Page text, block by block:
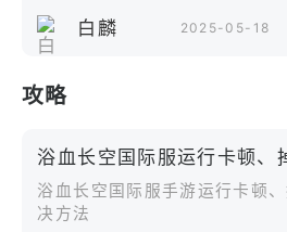
20 + 部位组件
战术贴纸：数百种国家徽章、
性能调校：
空缠斗 / 高空巡航不同场景
武器系统强化：升级机炮射速
防护等级
白麟 2025-05-18
攻略
浴血长空国际服运行卡顿、
浴血长空国际服手游运行卡顿
决方法